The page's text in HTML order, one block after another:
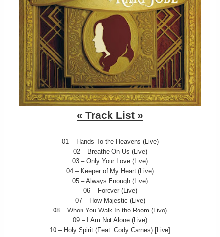
« Track List »
01 – Hands To the Heavens (Live)
02 – Breathe On Us (Live)
03 – Only Your Love (Live)
04 – Keeper of My Heart (Live)
05 – Always Enough (Live)
06 – Forever (Live)
07 – How Majestic (Live)
08 – When You Walk In the Room (Live)
09 – I Am Not Alone (Live)
10 – Holy Spirit (Feat. Cody Carnes) [Live]